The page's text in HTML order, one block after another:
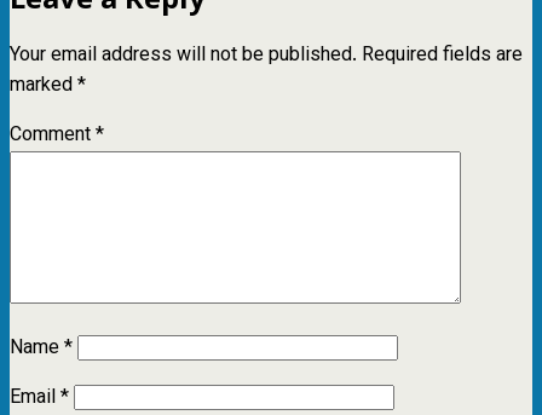
Your email address will not be published. Required fields are
marked*
Comment*
Name*
Email*